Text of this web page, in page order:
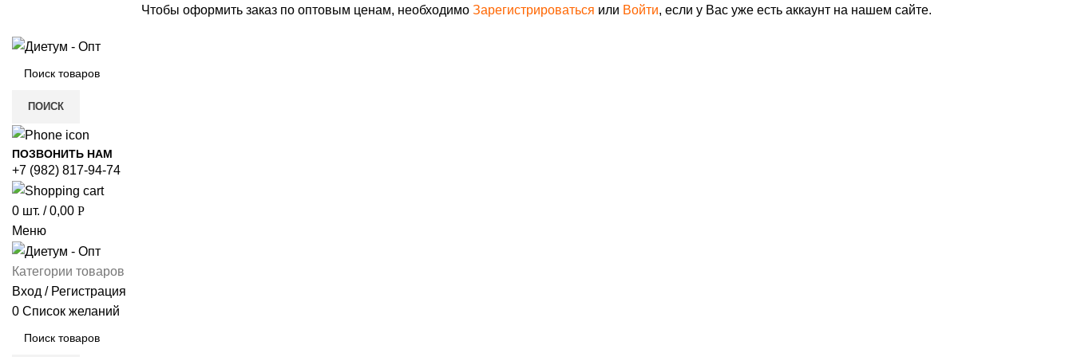
Чтобы оформить заказ по оптовым ценам, необходимо Зарегистрироваться или Войти, если у Вас уже есть аккаунт на нашем сайте.
ПОИСК
ПОЗВОНИТЬ НАМ
+7 (982) 817-94-74
0 шт. / 0,00 Р
Меню
Категории товаров
Вход / Регистрация
0 Список желаний